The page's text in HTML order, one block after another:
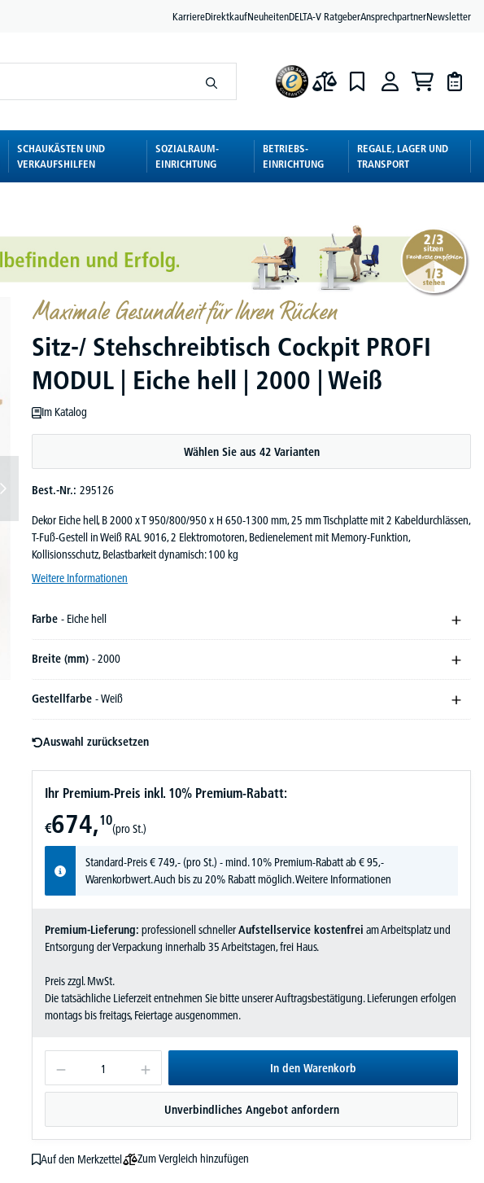
KarriereDirektkaufNeuheitenDELTA-V RatgeberAnsprechpartnerNewsletter
SCHAUKÄSTEN UND
VERKAUFSHILFEN
SOZIALRAUM-
EINRICHTUNG
BETRIEBS-
EINRICHTUNG
REGALE, LAGER UND
TRANSPORT
Maximale Gesundheit für Ihren Rücken
Sitz-/ Stehschreibtisch Cockpit PROFI
MODUL | Eiche hell | 2000 | Weiß
Im Katalog
Wählen Sie aus 42 Varianten
Best.-Nr.: 295126
Dekor Eiche hell, B 2000 x T 950/800/950 x H 650-1300 mm, 25 mm Tischplatte mit 2 Kabeldurchlässen,
T-Fuß-Gestell in Weiß RAL 9016, 2 Elektromotoren, Bedienelement mit Memory-Funktion,
Kollisionsschutz, Belastbarkeit dynamisch: 100 kg
Weitere Informationen
Farbe - Eiche hell
Breite (mm) - 2000
Gestellfarbe - Weiß
Auswahl zurücksetzen
Ihr Premium-Preis inkl. 10% Premium-Rabatt:
€674,10
(pro St.)
Standard-Preis€749,-(pro St.) - mind. 10% Premium-Rabatt ab € 95,-
Warenkorbwert. Auch bis zu 20% Rabatt möglich.Weitere Informationen
Premium-Lieferung: professionell schnellerAufstellservice kostenfrei am Arbeitsplatz und
Entsorgung der Verpackung innerhalb 35 Arbeitstagen, frei Haus.
Preis zzgl. MwSt.
Die tatsächliche Lieferzeit entnehmen Sie bitte unserer Auftragsbestätigung. Lieferungen erfolgen
montags bis freitags, Feiertage ausgenommen.
In den Warenkorb
Unverbindliches Angebot anfordern
Auf den Merkzettel
Zum Vergleich hinzufügen